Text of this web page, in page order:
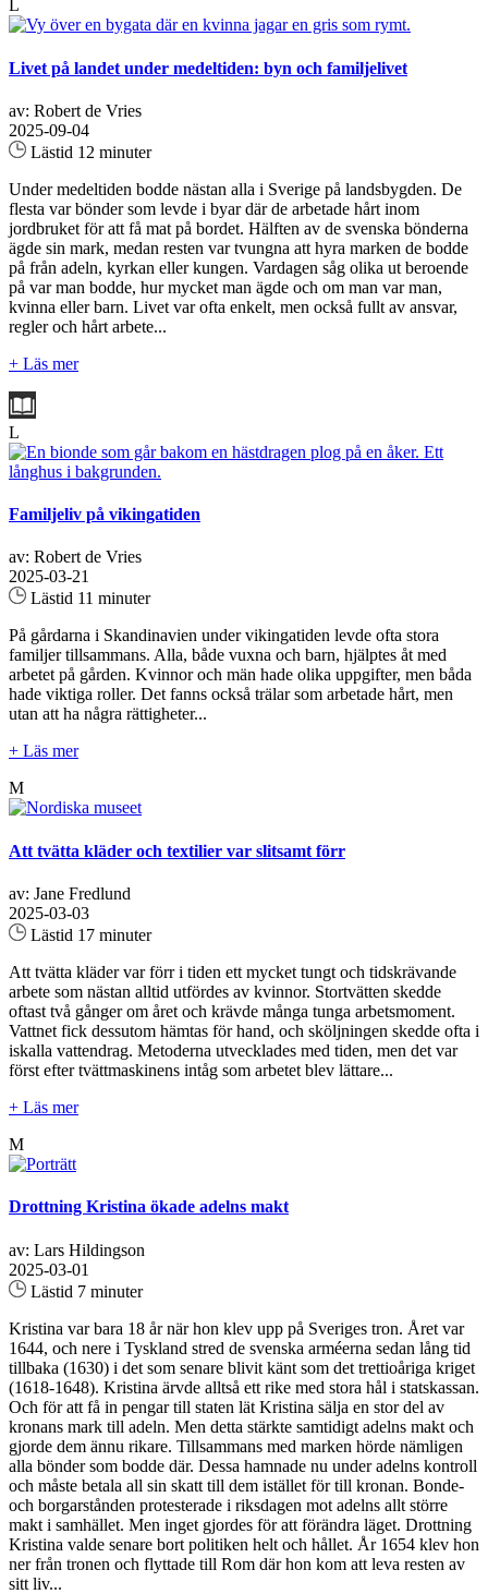
L
Livet på landet under medeltiden: byn och familjelivet
av: Robert de Vries
2025-09-04
Lästid 12 minuter
Under medeltiden bodde nästan alla i Sverige på landsbygden. De
flesta var bönder som levde i byar där de arbetade hårt inom
jordbruket för att få mat på bordet. Hälften av de svenska bönderna
ägde sin mark, medan resten var tvungna att hyra marken de bodde
på från adeln, kyrkan eller kungen. Vardagen såg olika ut beroende
på var man bodde, hur mycket man ägde och om man var man,
kvinna eller barn. Livet var ofta enkelt, men också fullt av ansvar,
regler och hårt arbete...
+ Läs mer
L
Familjeliv på vikingatiden
av: Robert de Vries
2025-03-21
Lästid 11 minuter
På gårdarna i Skandinavien under vikingatiden levde ofta stora
familjer tillsammans. Alla, både vuxna och barn, hjälptes åt med
arbetet på gården. Kvinnor och män hade olika uppgifter, men båda
hade viktiga roller. Det fanns också trälar som arbetade hårt, men
utan att ha några rättigheter...
+ Läs mer
M
Att tvätta kläder och textilier var slitsamt förr
av: Jane Fredlund
2025-03-03
Lästid 17 minuter
Att tvätta kläder var förr i tiden ett mycket tungt och tidskrävande
arbete som nästan alltid utfördes av kvinnor. Stortvätten skedde
oftast två gånger om året och krävde många tunga arbetsmoment.
Vattnet fick dessutom hämtas för hand, och sköljningen skedde ofta i
iskalla vattendrag. Metoderna utvecklades med tiden, men det var
först efter tvättmaskinens intåg som arbetet blev lättare...
+ Läs mer
M
Drottning Kristina ökade adelns makt
av: Lars Hildingson
2025-03-01
Lästid 7 minuter
Kristina var bara 18 år när hon klev upp på Sveriges tron. Året var
1644, och nere i Tyskland stred de svenska arméerna sedan lång tid
tillbaka (1630) i det som senare blivit känt som det trettioåriga kriget
(1618-1648). Kristina ärvde alltså ett rike med stora hål i statskassan.
Och för att få in pengar till staten lät Kristina sälja en stor del av
kronans mark till adeln. Men detta stärkte samtidigt adelns makt och
gjorde dem ännu rikare. Tillsammans med marken hörde nämligen
alla bönder som bodde där. Dessa hamnade nu under adelns kontroll
och måste betala all sin skatt till dem istället för till kronan. Bonde-
och borgarstånden protesterade i riksdagen mot adelns allt större
makt i samhället. Men inget gjordes för att förändra läget. Drottning
Kristina valde senare bort politiken helt och hållet. År 1654 klev hon
ner från tronen och flyttade till Rom där hon kom att leva resten av
sitt liv...